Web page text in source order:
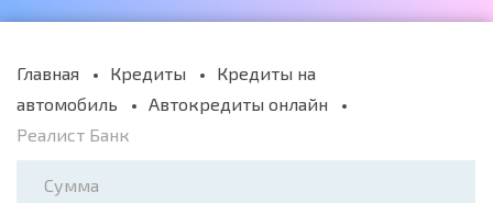
Главная Кредиты
Кредиты на
автомобиль
Автокредиты онлайн
Реалист Банк
Сумма